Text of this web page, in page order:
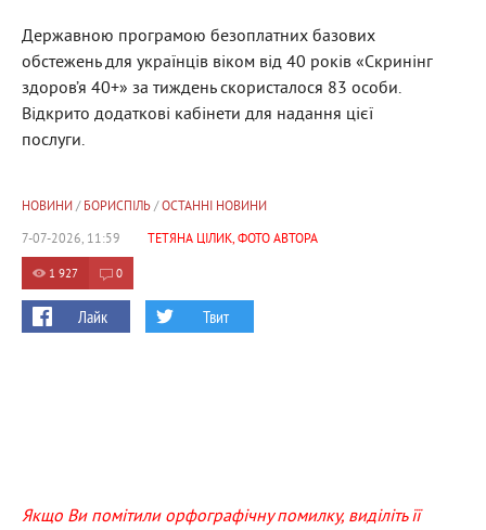
Державною програмою безоплатних базових
обстежень для українців віком від 40 років «Скринінг
здоров’я 40+» за тиждень скористалося 83 особи.
Відкрито додаткові кабінети для надання цієї
послуги.
НОВИНИ/ БОРИСПІЛЬ/ ОСТАННІ НОВИНИ
7-07-2026, 11:59
ТЕТЯНА ЦІЛИК, ФОТО АВТОРА
1 927 0
Лайк Твит
Якщо Ви помітили орфографічну помилку, виділіть її